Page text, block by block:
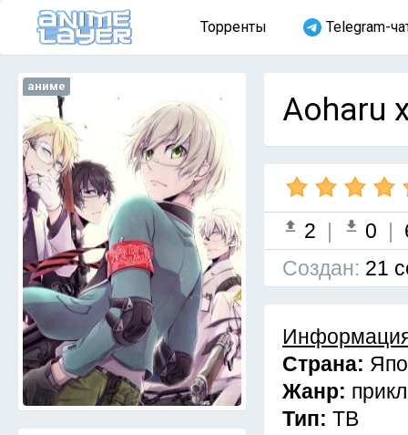
Торренты Telegram-
аниме
Aoharu
2 | 0 |
Cоздан: 21
Страна:
Жанр:
Тип: ТВ